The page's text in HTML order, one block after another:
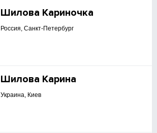
Шилова Кариночка
Россия, Санкт-Петербург
Шилова Карина
Украина, Киев